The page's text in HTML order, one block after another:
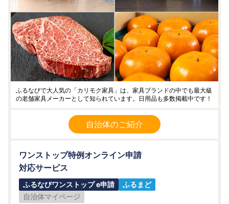
ふるなびで大人気の「カリモク家具」は、家具ブランドの中でも最大級
の老舗家具メーカーとして知られています。日用品も多数掲載中です！
自治体のご紹介
ワンストップ特例オンライン申請
対応サービス
ふるなびワンストップ e申請
ふるまど
自治体マイページ